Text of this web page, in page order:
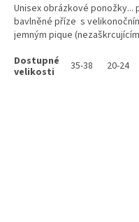
Unisex obrázkové
bavlněné příze s
jemným pique
35-38 20-24